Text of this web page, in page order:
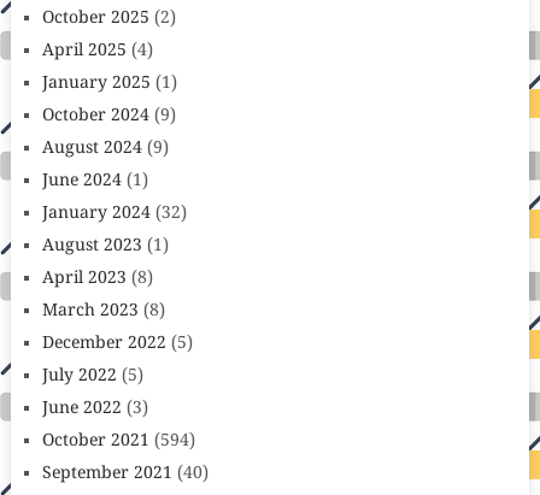
October 2025 (2)
April 2025 (4)
January 2025 (1)
October 2024(9)
August 2024(9)
June 2024(1)
January 2024(32)
August 2023 (1)
April 2023 (8)
March 2023 (8)
December 2022 (5)
July 2022 (5)
June 2022 (3)
October 2021 (594)
September 2021 (40)